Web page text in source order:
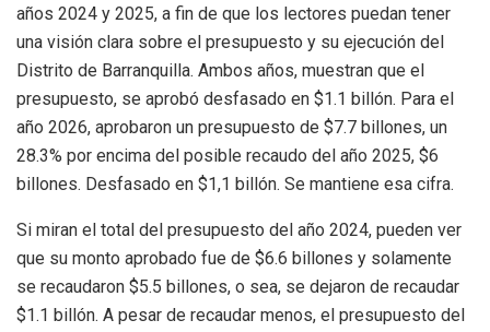
años 2024 y 2025, a fin de que los lectores puedan tener
una visión clara sobre el presupuesto y su ejecución del
Distrito de Barranquilla. Ambos años, muestran que el
presupuesto, se aprobó desfasado en $1.1 billón. Para el
año 2026, aprobaron un presupuesto de $7.7 billones, un
28.3% por encima del posible recaudo del año 2025, $6
billones. Desfasado en $1,1 billón. Se mantiene esa cifra.
Si miran el total del presupuesto del año 2024, pueden ver
que su monto aprobado fue de $6.6 billones y solamente
se recaudaron $5.5 billones, o sea, se dejaron de recaudar
$1.1 billón. A pesar de recaudar menos, el presupuesto del